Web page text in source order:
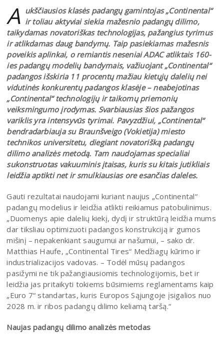
A ukščiausios klasės padangų gamintojas „Continental“
ir toliau aktyviai siekia mažesnio padangų dilimo,
taikydamas novatoriškas technologijas, pažangius tyrimus
ir atlikdamas daug bandymų. Taip pasiekiamas mažesnis
poveikis aplinkai, o remiantis neseniai ADAC atliktais 160-
ies padangų modelių bandymais, važiuojant „Continental“
padangos išskiria 11 procentų mažiau kietųjų dalelių nei
vidutinės konkurentų padangos klasėje – neabejotinas
„Continental“ technologijų ir taikomų priemonių
veiksmingumo įrodymas. Svarbiausias šios pažangos
variklis yra intensyvūs tyrimai. Pavyzdžiui, „Continental“
bendradarbiauja su Braunšveigo (Vokietija) miesto
technikos universitetu, diegiant novatorišką padangų
dilimo analizės metodą. Tam naudojamas specialiai
sukonstruotas vakuuminis įtaisas, kuris su kitais jutikliais
leidžia aptikti net ir smulkiausias ore esančias daleles.
Gauti rezultatai naudojami kuriant naujus „Continental“
padangų modelius ir leidžia atlikti reikiamus patobulinimus.
„Duomenys apie dalelių kiekį, dydį ir struktūrą leidžia mums
dar tiksliau optimizuoti padangos konstrukciją ir gumos
mišinį – nepakenkiant saugumui ar našumui, – sako dr.
Matthias Haufe, „Continental Tires“ Medžiagų kūrimo ir
industrializacijos vadovas. – Todėl mūsų padangos
pasižymi ne tik pažangiausiomis technologijomis, bet ir
leidžia jas pritaikyti tokiems būsimiems reglamentams kaip
„Euro 7“ standartas, kuris Europos Sąjungoje įsigalios nuo
2028 m. ir ribos padangų dilimo keliamą taršą.“
Naujas padangų dilimo analizės metodas